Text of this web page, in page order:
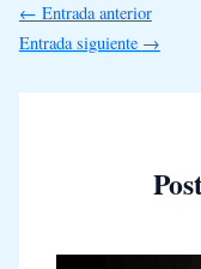
← Entrada anterior
Entrada siguiente →